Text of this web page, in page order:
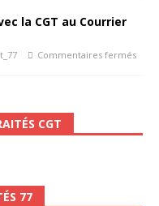
la CGT au Courrier
Commentaires fermés
CGT
77